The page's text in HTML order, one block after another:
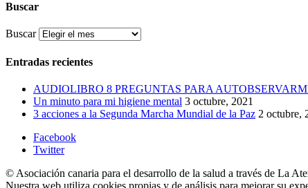
Buscar
Buscar
Entradas recientes
AUDIOLIBRO 8 PREGUNTAS PARA
Un minuto para mi higiene mental 3 octubre, 2021
3 acciones a la Segunda Marcha Mundial de la Paz 2 octubre,
Facebook
Twitter
© Asociación canaria para el desarrollo de la salud a través de La
Nuestra web utiliza cookies propias y de análisis para mejorar su